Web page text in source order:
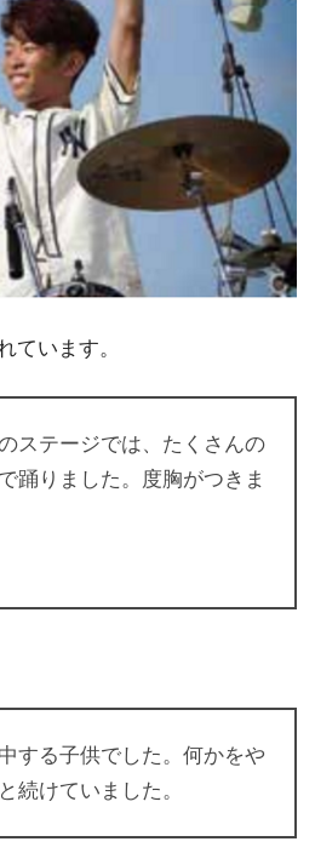
ています。
ステージでは、たくさんの
踊りました。度胸がつきま
する子供でした。何かをや
続けていました。